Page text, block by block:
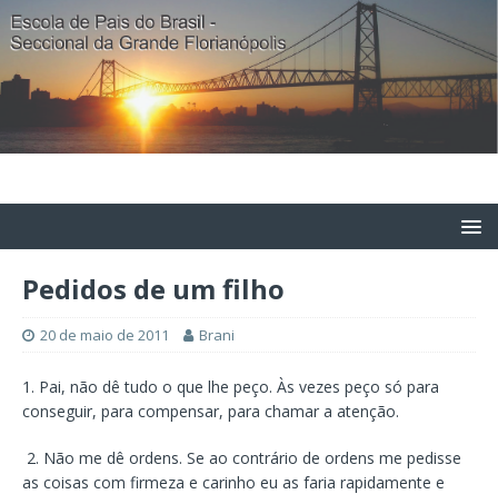
Pedidos de um filho
20 de maio de 2011 Brani
1. Pai, não dê tudo o que lhe peço. Às vezes peço só para
conseguir, para compensar, para chamar a atenção.
2. Não me dê ordens. Se ao contrário de ordens me pedisse
as coisas com firmeza e carinho eu as faria rapidamente e